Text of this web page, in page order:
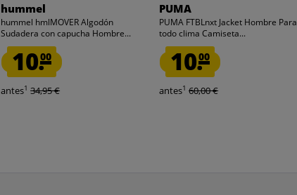
hummel
hummel hmlMOVER Algodón
Sudadera con capucha Hombre...
10.00
antes1 34,95 €
PUMA
PUMA FTBLnxt Jacket Hombre Para
todo clima Camiseta...
10.00
antes1 60,00 €